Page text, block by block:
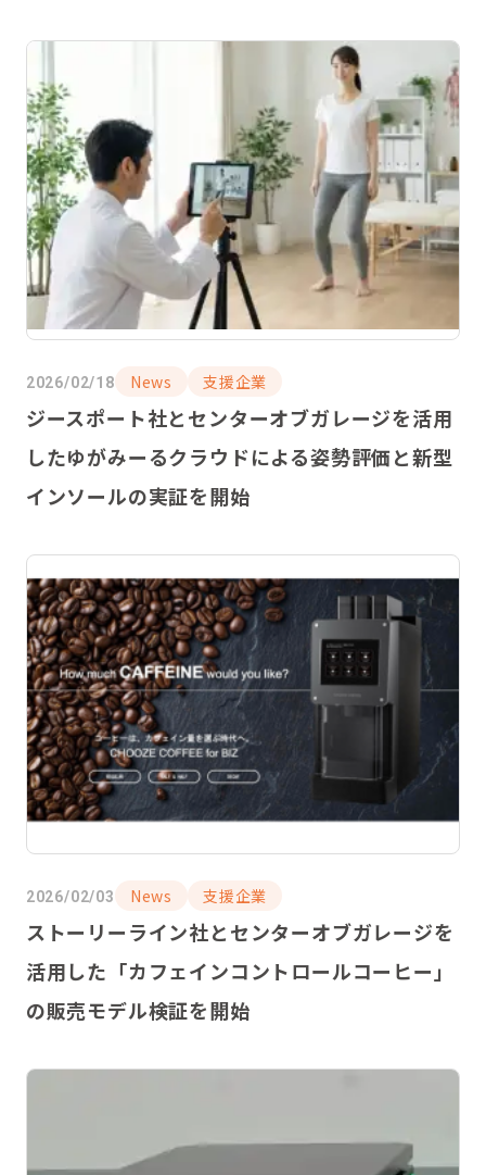
2026/02/18 News 支援企業
ジースポート社とセンターオブガレージを活用
したゆがみーるクラウドによる姿勢評価と新型
インソールの実証を開始
2026/02/03 News 支援企業
ストーリーライン社とセンターオブガレージを
活用した「カフェインコントロールコーヒー」
の販売モデル検証を開始